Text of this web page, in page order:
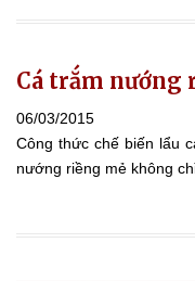
Cá trắm nướng
06/03/2015
Công thức chế biến lẩu
nướng riềng mẻ không